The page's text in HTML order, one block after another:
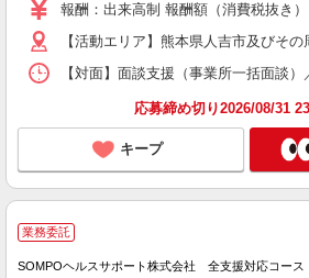
報酬：出来高制 報酬額（消費税抜き
【活動エリア】熊本県人吉市及びその
【対面】面談支援（事業所一括面談
応募締め切り2026/08/31
キープ
業務委託
SOMPOヘルスサポート株式会社 全支援対応コース